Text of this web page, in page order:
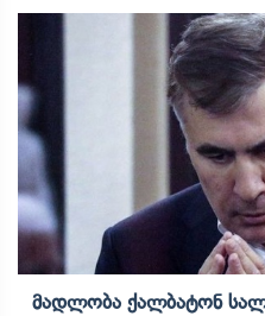
Მადლობა Ქალბატონ